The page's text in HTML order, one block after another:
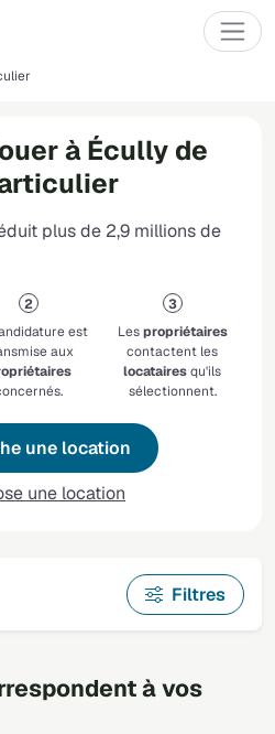
à Écully de
plus de 2,9 millions de
est
aux
Lespropriétaires
contactent les
locatairesqu'ils
sélectionnent.
une location
une location
Filtres
à vos